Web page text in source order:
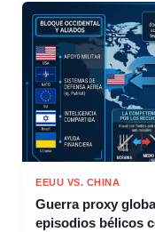
EEUU VS. CHINA
Guerra proxy
episodios bélicos